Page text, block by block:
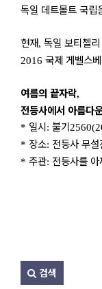
독일 데트몰트 국립
현재, 독일 보티첼
2016 국제 게벨스
여름의 끝자락,
전등사에서 아름다
* 일시: 불기
* 장소: 전등사 무설
* 주관: 전등사를
검색